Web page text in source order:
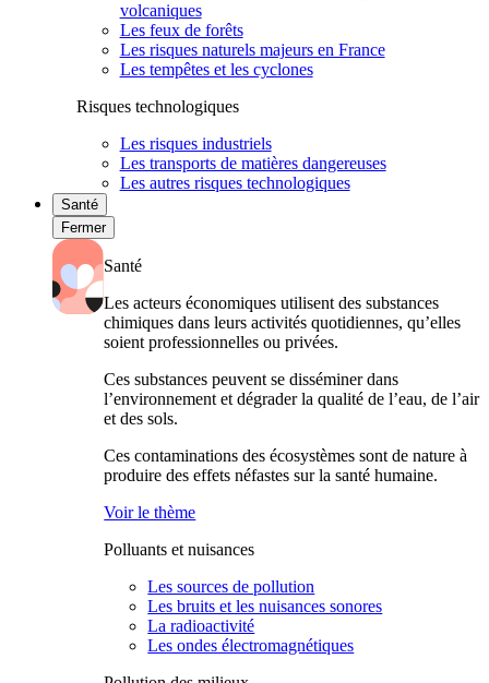
volcaniques
Les feux de forêts
Les risques naturels majeurs en France
Les tempêtes et les cyclones
Risques technologiques
Les risques industriels
Les transports de matières dangereuses
Les autres risques technologiques
Santé
Fermer
Santé
Les acteurs économiques utilisent des substances
chimiques dans leurs activités quotidiennes, qu’elles
soient professionnelles ou privées.
Ces substances peuvent se disséminer dans
l’environnement et dégrader la qualité de l’eau, de l’air
et des sols.
Ces contaminations des écosystèmes sont de nature à
produire des effets néfastes sur la santé humaine.
Voir le thème
Polluants et nuisances
Les sources de pollution
Les bruits et les nuisances sonores
La radioactivité
Les ondes électromagnétiques